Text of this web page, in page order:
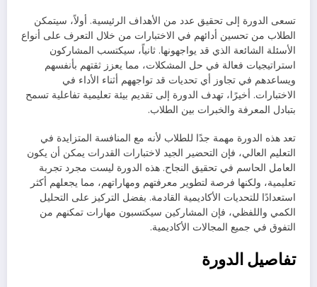
تسعى الدورة إلى تحقيق عدد من الأهداف الرئيسية. أولاً، سيتمكن
الطلاب من تحسين أدائهم في الاختبارات من خلال التعرف على أنواع
الأسئلة الشائعة الذي قد يواجهونها. ثانياً، سيكتسب المشاركون
استراتيجيات فعالة في حل المشكلات، مما يعزز ثقتهم بأنفسهم
ويساعدهم في تجاوز أي تحديات قد تواجههم أثناء الأداء في
الاختبارات. أخيرًا، تهدف الدورة إلى تقديم بيئة تعليمية تفاعلية تسمح
بتبادل المعرفة والخبرات بين الطلاب.
تعد هذه الدورة مهمة جدًا للطلاب لأنه مع المنافسة المتزايدة في
التعليم العالي، فإن التحضير الجيد لاختبارات القدرات يمكن أن يكون
العامل الحاسم في تحقيق النجاح. هذه الدورة ليست مجرد تجربة
تعليمية، ولكنها فرصة لتطوير معرفتهم ومهاراتهم، مما يجعلهم أكثر
استعدادًا للتحديات الأكاديمية القادمة. بفضل التركيز على التحليل
الكمي واللفظي، فإن المشاركين سيكتسبون مهارات تمكنهم من
التفوق في جميع المجالات الأكاديمية.
تفاصيل الدورة